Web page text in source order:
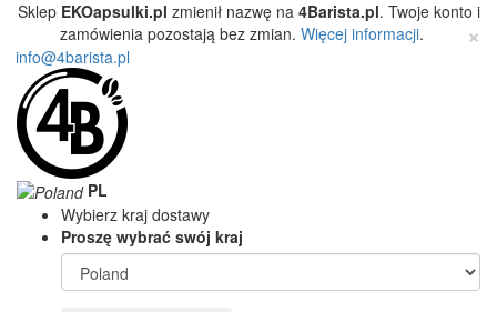
Sklep EKOapsulki.pl zmienił nazwę na 4Barista.pl. Twoje konto i
zamówienia pozostają bez zmian. Więcej informacji. ×
info@4barista.pl
PL
Wybierz kraj dostawy
Proszę wybrać swój kraj